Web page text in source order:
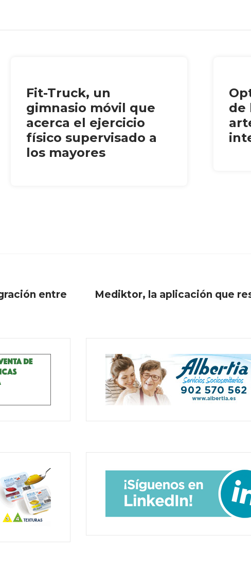
Fit-Truck, un
gimnasio móvil que
acerca el ejercicio
físico supervisado a
los mayores
de
entre
Mediktor, la aplicación que